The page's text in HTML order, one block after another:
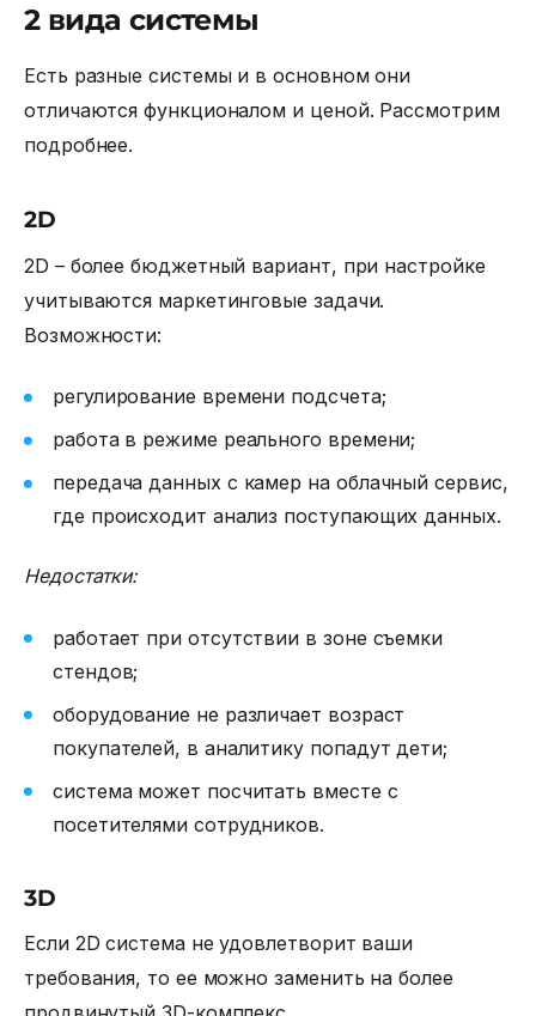
2 вида системы
Есть разные системы и в основном они
отличаются функционалом и ценой. Рассмотрим
подробнее.
2D
2D – более бюджетный вариант, при настройке
учитываются маркетинговые задачи.
Возможности:
регулирование времени подсчета;
работа в режиме реального времени;
передача данных с камер на облачный сервис,
где происходит анализ поступающих данных.
Недостатки:
работает при отсутствии в зоне съемки
стендов;
оборудование не различает возраст
покупателей, в аналитику попадут дети;
система может посчитать вместе с
посетителями сотрудников.
3D
Если 2D система не удовлетворит ваши
требования, то ее можно заменить на более